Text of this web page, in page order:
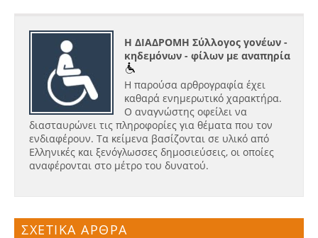
Η ΔΙΑΔΡΟΜΗ Σύλλογος γονέων -
κηδεμόνων - φίλων με αναπηρία
Η παρούσα αρθρογραφία έχει
καθαρά ενημερωτικό χαρακτήρα.
Ο αναγνώστης οφείλει να
διασταυρώνει τις πληροφορίες για θέματα που τον
ενδιαφέρουν. Τα κείμενα βασίζονται σε υλικό από
Ελληνικές και ξενόγλωσσες δημοσιεύσεις, οι οποίες
αναφέρονται στο μέτρο του δυνατού.
ΣΧΕΤΙΚΑ ΑΡΘΡΑ